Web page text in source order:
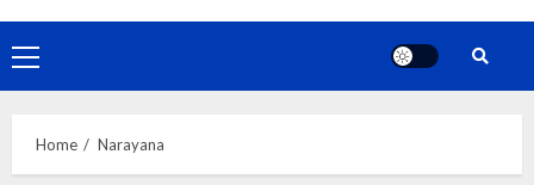
Primary
Menu
Home Narayana